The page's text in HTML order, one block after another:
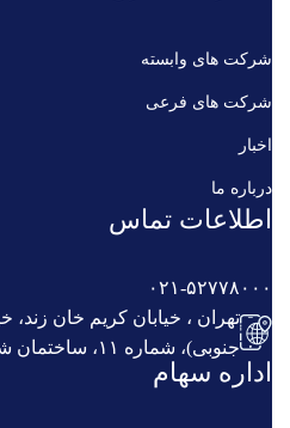
شرکت های وابسته
شرکت های فرعی
اخبار
درباره ما
اطلاعات تماس
۰۲۱-۵۲۷۷۸۰۰۰
تهران ، خیابان کریم خان زند،
جنوبی)، شماره ۱۱، ساختمان شهید بهمن محمودپور
اداره سهام